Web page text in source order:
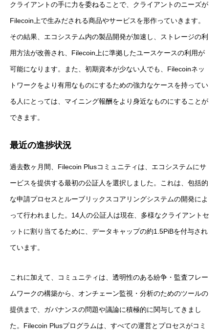
クライアントの手に力を委ねることで、クライアントのニーズが
Filecoin上で生みだされる商品やサービスを形作っていきます。
その結果、エコシステム内の製品開発が加速し、ストレージの利
用方法が改善され、Filecoin上に準拠したユースケースの利用が
可能になります。また、初期資本が少ない人でも、Filecoinネッ
トワークをより有用なものにするための強力なケースを持ってい
る人にとっては、マイニング報酬をより身近なものにすることが
できます。
最近の進捗状況
過去数ヶ月間、Filecoin Plusコミュニティは、エコシステムにサ
ービスを提供する最初の公証人を選択しました。これは、包括的
な申請プロセスとルーブリックスコアリングシステムの開発によ
って行われました。14人の公証人は現在、多様なクライアントセ
ットに割り当てるために、データキャップの約1.5PiBを付与され
ています。
これに加えて、コミュニティは、透明性のある紛争・監査フレー
ムワークの構築から、オンチェーン監視・分析のためのツールの
提供まで、ガバナンスの問題や議論に積極的に関与してきまし
た。Filecoin Plusプログラムは、すべての運営とプロセスがコミ